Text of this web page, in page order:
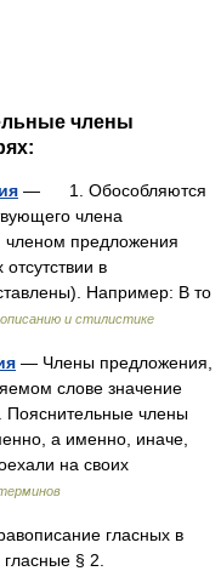
члены
— 1. Обособляются
члена
предложения
в
Например: В то
и стилистике
— Члены предложения,
слове значение
Пояснительные члены
а именно, иначе,
на своих
гласных в
§ 2.